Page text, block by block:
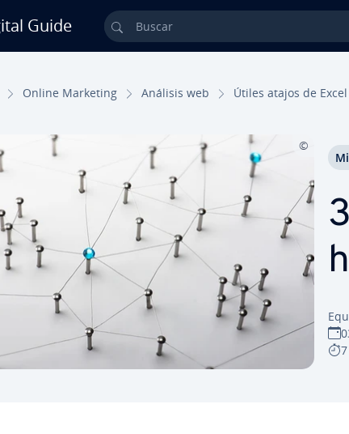
Guide Buscar
Online Marketing Análisis web Útiles atajos de Excel